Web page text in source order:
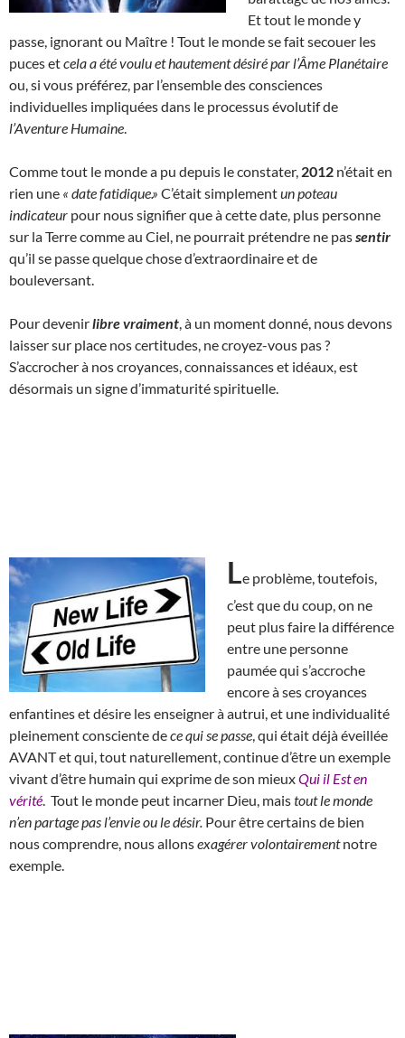
Et tout le monde y
passe, ignorant ou Maître ! Tout le monde se fait secouer les
puces etcela a été voulu et hautement désiré par l’Âme Planétaire
ou, si vous préférez, par l’ensemble des consciences
individuelles impliquées dans le processus évolutif de
l’Aventure Humaine
Comme tout le monde a pu depuis le constater, 2012 n’était en
rien une « date fatidique.» C’était simplementun poteau
indicateur pour nous signifier que à cette date, plus personne
sur la Terre comme au Ciel, ne pourrait prétendre ne passentir
qu’il se passe quelque chose d’extraordinaire et de
bouleversant.
Pour devenirlibre vraiment , à un moment donné, nous devons
laisser sur place nos certitudes, ne croyez-vous pas ?
S’accrocher à nos croyances, connaissances et idéaux, est
désormais un signe d’immaturité spirituelle.
Le problème, toutefois,
c’est que du coup, on ne
peut plus faire la différence
entre une personne
paumée qui s’accroche
encore à ses croyances
enfantines et désire les enseigner à autrui, et une individualité
pleinement consciente dece qui se passe , qui était déjà éveillée
AVANT et qui, tout naturellement, continue d’être un exemple
vivant d’être humain qui exprime de son mieuxQui il Est en
vérité . Tout le monde peut incarner Dieu, maistout le monde
n’en partage pas l’envie ou le désir. Pour être certains de bien
nous comprendre, nous allonsexagérer volontairementnotre
exemple.